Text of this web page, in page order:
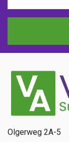
Olgerweg 2A-5